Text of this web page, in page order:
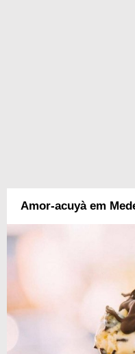
Amor-acuyà em